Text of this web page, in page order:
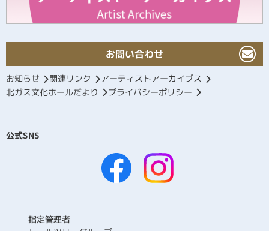
お問い合わせ
お知らせ 関連リンク
アーティストアーカイブス
北ガス文化ホールだより
プライバシーポリシー
公式SNS
指定管理者